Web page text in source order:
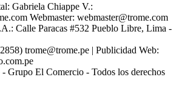
Gabriela Chiappe V.:
Webmaster: webmaster@trome.com
Calle Paracas #532 Pueblo Libre, Lima -
trome@trome.pe | Publicidad Web:
Grupo El Comercio - Todos los derechos